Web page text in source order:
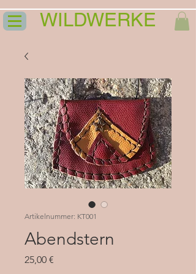
WILDWERKE
Artikelnummer: KT001
Abendstern
25,00 €